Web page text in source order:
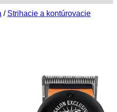
/ Strihacie a kontúrovacie